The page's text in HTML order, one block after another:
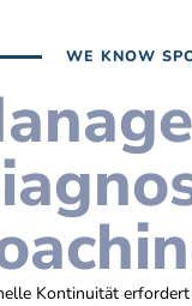
WE KNOW
Kontinuität